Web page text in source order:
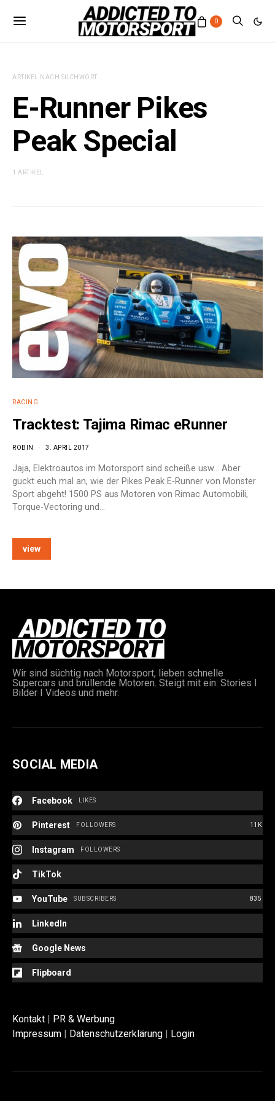
0
ARTIKEL NACH SUCHWORT
E-Runner Pikes
Peak Special
1 ARTIKEL
RACING
Tracktest: Tajima Rimac eRunner
ROBIN 3. APRIL 2017
Jaja, Elektroautos im Motorsport sind scheiße usw… Aber
guckt euch mal an, wie der Pikes Peak E-Runner von Monster
Sport abgeht! 1500 PS aus Motoren von Rimac Automobili,
Torque-Vectoring und…
view
Wir sind süchtig nach Motorsport, lieben schnelle
Supercars und brüllende Motoren. Steigt mit ein. Stories I
Bilder I Videos und mehr.
SOCIAL MEDIA
Facebook LIKES
Pinterest 11K
FOLLOWERS
Instagram FOLLOWERS
TikTok
YouTube 835
SUBSCRIBERS
LinkedIn
Google News
Flipboard
Kontakt | PR & Werbung
Impressum | Datenschutzerklärung | Login